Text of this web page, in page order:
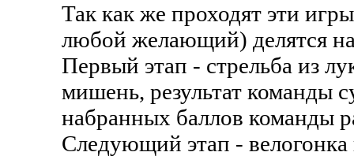
Так как же проходят эти
любой желающий) делятся
Первый этап - стрельба из
мишень, результат команды
набранных баллов команды
Следующий этап -